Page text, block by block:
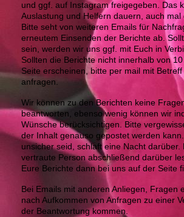
und ggf. auf Instagram freigegeben. Das
Auslastung und Helfern dauern, auch mal
Bitte seht von weiteren Emails für
erneutem Einsenden der Berichte ab.
sein, werden wir uns ggf. mit Euch in
Sollten die Berichte nicht innerhalb von
Seite erscheinen, bitte per mail mit Betreff
anfragen.
Wir können zu den Berichten keine
beantworten, ebenso wenig können wir
Wünsche berücksichtigen. Bitte
der Inhalt genauso gepostet werden
unsicher seid, schlaft eine Nacht darüber.
vertraute Person abschließend darüber
Eure Berichte dann bei uns auf der Seite
Bei Emails mit anderen Anliegen, Fragen
nach Aufkommen von Anfragen zu einer
der Beantwortung kommen.